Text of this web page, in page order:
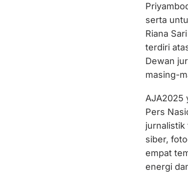
serta
Riana
terdiri
Dewan
masing-
AJA2025
Pers
jurnalistik
siber,
empat
energi